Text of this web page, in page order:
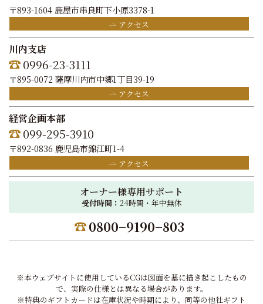
〒893-1604 鹿屋市串良町下小原3378-1
アクセス
川内支店
0996-23-3111
〒895-0072 薩摩川内市中郷1丁目39-19
アクセス
経営企画本部
099-295-3910
〒892-0836 鹿児島市錦江町1-4
アクセス
オーナー様専用サポート
受付時間： 24時間・年中無休
0800−9190−803
※本ウェブサイトに使用しているCGは図面を基に描き起こしたもの
で、実際の仕様とは異なる場合があります。
※特典のギフトカードは在庫状況や時期により、同等の他社ギフト